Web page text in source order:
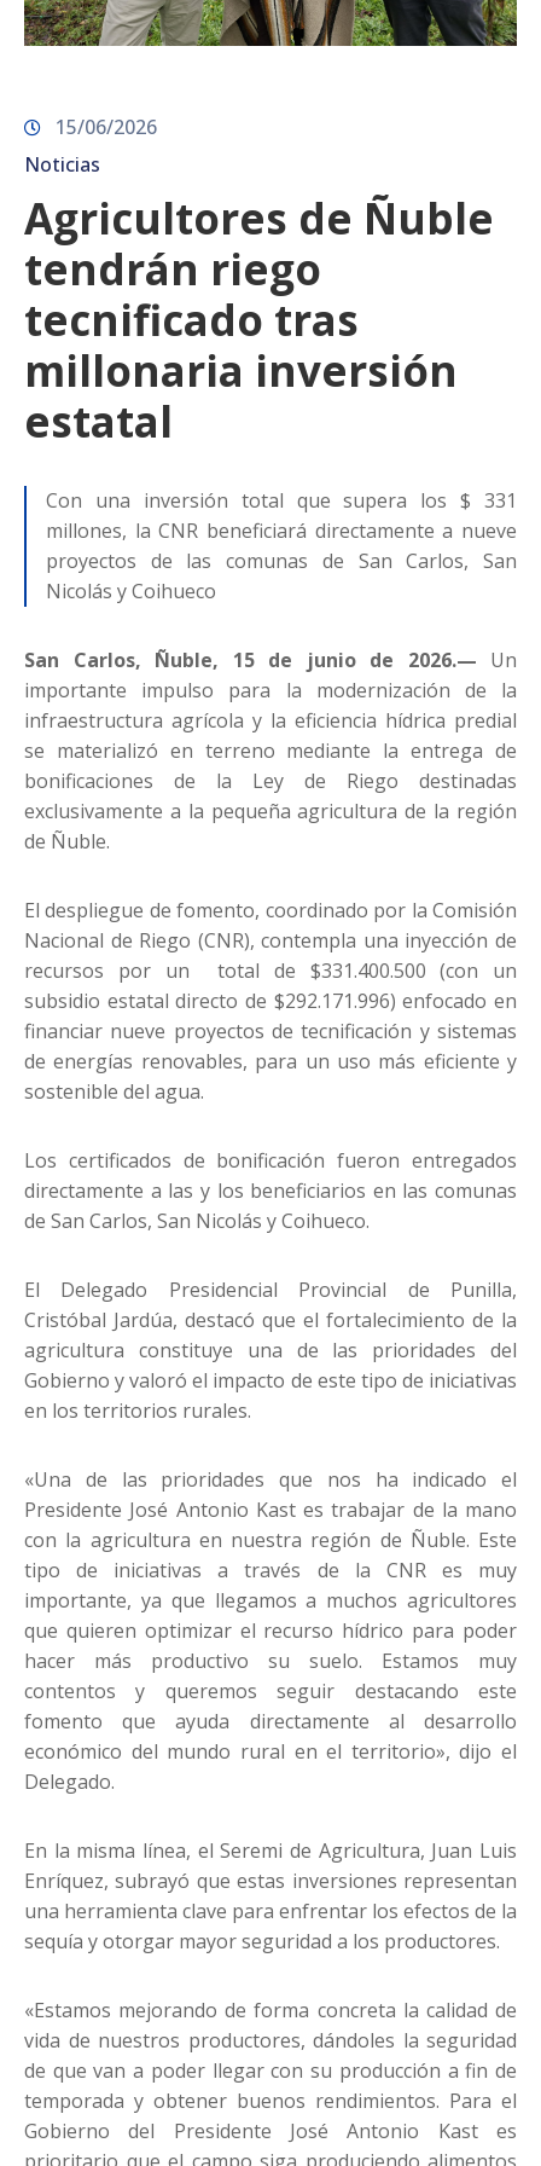
15/06/2026
Noticias
Agricultores de Ñuble
tendrán riego
tecnificado tras
millonaria inversión
estatal
Con una inversión total que supera los $ 331
millones, la CNR beneficiará directamente a nueve
proyectos de las comunas de San Carlos, San
Nicolás y Coihueco
San Carlos, Ñuble, 15 de junio de 2026.— Un
importante impulso para la modernización de la
infraestructura agrícola y la eficiencia hídrica predial
se materializó en terreno mediante la entrega de
bonificaciones de la Ley de Riego destinadas
exclusivamente a la pequeña agricultura de la región
de Ñuble.
El despliegue de fomento, coordinado por la Comisión
Nacional de Riego (CNR), contempla una inyección de
recursos por un total de $331.400.500 (con un
subsidio estatal directo de $292.171.996) enfocado en
financiar nueve proyectos de tecnificación y sistemas
de energías renovables, para un uso más eficiente y
sostenible del agua.
Los certificados de bonificación fueron entregados
directamente a las y los beneficiarios en las comunas
de San Carlos, San Nicolás y Coihueco.
El Delegado Presidencial Provincial de Punilla,
Cristóbal Jardúa, destacó que el fortalecimiento de la
agricultura constituye una de las prioridades del
Gobierno y valoró el impacto de este tipo de iniciativas
en los territorios rurales.
«Una de las prioridades que nos ha indicado el
Presidente José Antonio Kast es trabajar de la mano
con la agricultura en nuestra región de Ñuble. Este
tipo de iniciativas a través de la CNR es muy
importante, ya que llegamos a muchos agricultores
que quieren optimizar el recurso hídrico para poder
hacer más productivo su suelo. Estamos muy
contentos y queremos seguir destacando este
fomento que ayuda directamente al desarrollo
económico del mundo rural en el territorio», dijo el
Delegado.
En la misma línea, el Seremi de Agricultura, Juan Luis
Enríquez, subrayó que estas inversiones representan
una herramienta clave para enfrentar los efectos de la
sequía y otorgar mayor seguridad a los productores.
«Estamos mejorando de forma concreta la calidad de
vida de nuestros productores, dándoles la seguridad
de que van a poder llegar con su producción a fin de
temporada y obtener buenos rendimientos. Para el
Gobierno del Presidente José Antonio Kast es